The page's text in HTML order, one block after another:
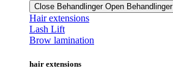
Close Behandlinger Open Behandlinger
Hair extensions
Lash Lift
Brow lamination
hair extensions